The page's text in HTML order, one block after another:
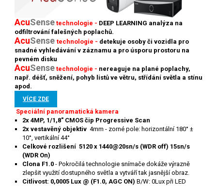
AcuSense technologie - DEEP LEARNING analýza na
odfiltrování falešných poplachů.
AcuSense technologie - detekuje osoby či vozidla pro
snadné vyhledávání v záznamu a pro úsporu prostoru na
pevném disku
AcuSense technologie - nereaguje na plané poplachy,
např. déšť, sněžení, pohyb listů ve větru, střídání světla a stínu
apod.
VÍCE ZDE
Speciální panoramatická kamera
2x 4MP, 1/1,8" CMOS čip Progressive Scan
2x vestavěný objektiv 4mm - zorné pole: horizontální 180° ±
10°, vertikální 44°
Celkové rozlišení 5120 x 1440@20sn/s (WDR off) 15sn/s
(WDR On)
Clona F1.0 - Pokročilá technologie snímače dokáže výrazně
zlepšit využití dostupného světla a vytváří tak jasnější obraz.
Citlivost: 0,0005 Lux @ (F1.0, AGC ON) B/W: 0Lux při LED